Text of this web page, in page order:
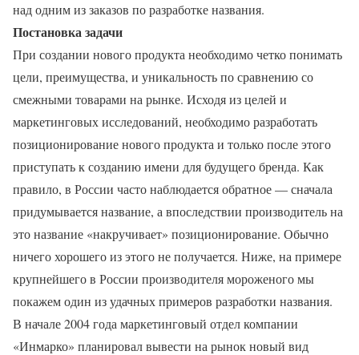
над одним из заказов по разработке названия.
Постановка задачи
При создании нового продукта необходимо четко понимать
цели, преимущества, и уникальность по сравнению со
смежными товарами на рынке. Исходя из целей и
маркетинговых исследований, необходимо разработать
позиционирование нового продукта и только после этого
приступать к созданию имени для будущего бренда. Как
правило, в России часто наблюдается обратное — сначала
придумывается название, а впоследствии производитель на
это название «накручивает» позиционирование. Обычно
ничего хорошего из этого не получается. Ниже, на примере
крупнейшего в России производителя мороженого мы
покажем один из удачных примеров разработки названия.
В начале 2004 года маркетинговый отдел компании
«Инмарко» планировал вывести на рынок новый вид